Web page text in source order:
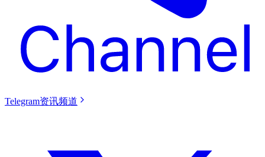
Telegram资讯频道